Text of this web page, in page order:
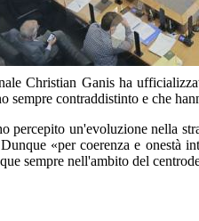
Christian Ganis ha
contraddistinto e che
un'evoluzione nella
«per coerenza e
sempre nell'ambito del